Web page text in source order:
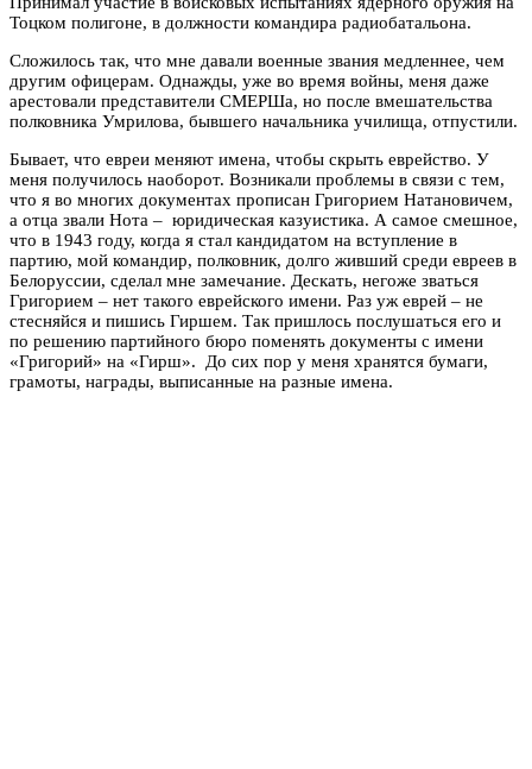
Тоцком полигоне, в должности командира радиобатальона.
Сложилось так, что мне давали военные звания медленнее, чем
другим офицерам. Однажды, уже во время войны, меня даже
арестовали представители СМЕРШа, но после вмешательства
полковника Умрилова, бывшего начальника училища, отпустили.
Бывает, что евреи меняют имена, чтобы скрыть еврейство. У
меня получилось наоборот. Возникали проблемы в связи с тем,
что я во многих документах прописан Григорием Натановичем,
а отца звали Нота – юридическая казуистика. А самое смешное,
что в 1943 году, когда я стал кандидатом на вступление в
партию, мой командир, полковник, долго живший среди евреев в
Белоруссии, сделал мне замечание. Дескать, негоже зваться
Григорием – нет такого еврейского имени. Раз уж еврей – не
стесняйся и пишись Гиршем. Так пришлось послушаться его и
по решению партийного бюро поменять документы с имени
«Григорий» на «Гирш». До сих пор у меня хранятся бумаги,
грамоты, награды, выписанные на разные имена.